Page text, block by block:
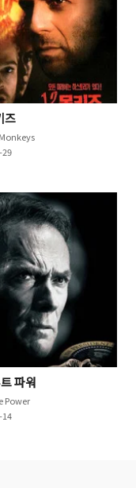
즈
29
파워
Power
14